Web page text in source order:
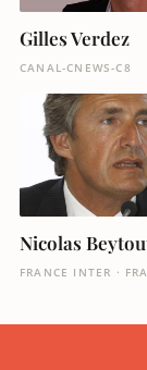
Gilles Verdez
CANAL-CNEWS-C8
Nicolas
FRANCE INTER ·